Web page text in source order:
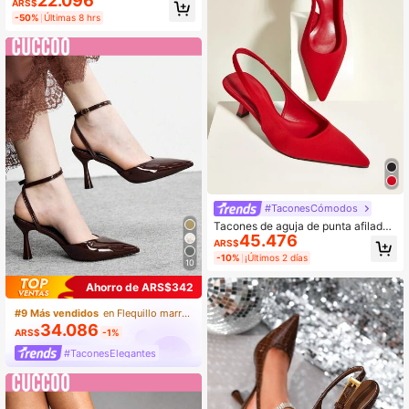
ado para mujer, color negro
ARS$
-50% Últimas 8 hrs
10
Ahorro de ARS$342
#9 Más vendidos en Flequillo marrón Tacones
ARS$34.086 -1%
#TaconesElegantes
#TaconesCómodos
Tacones de aguja de punta afilada
con tira en color burdeos, adecuado
s para bodas y fiestas (el tamaño es
grande)
ARS$45.476
-10% ¡Últimos 2 días